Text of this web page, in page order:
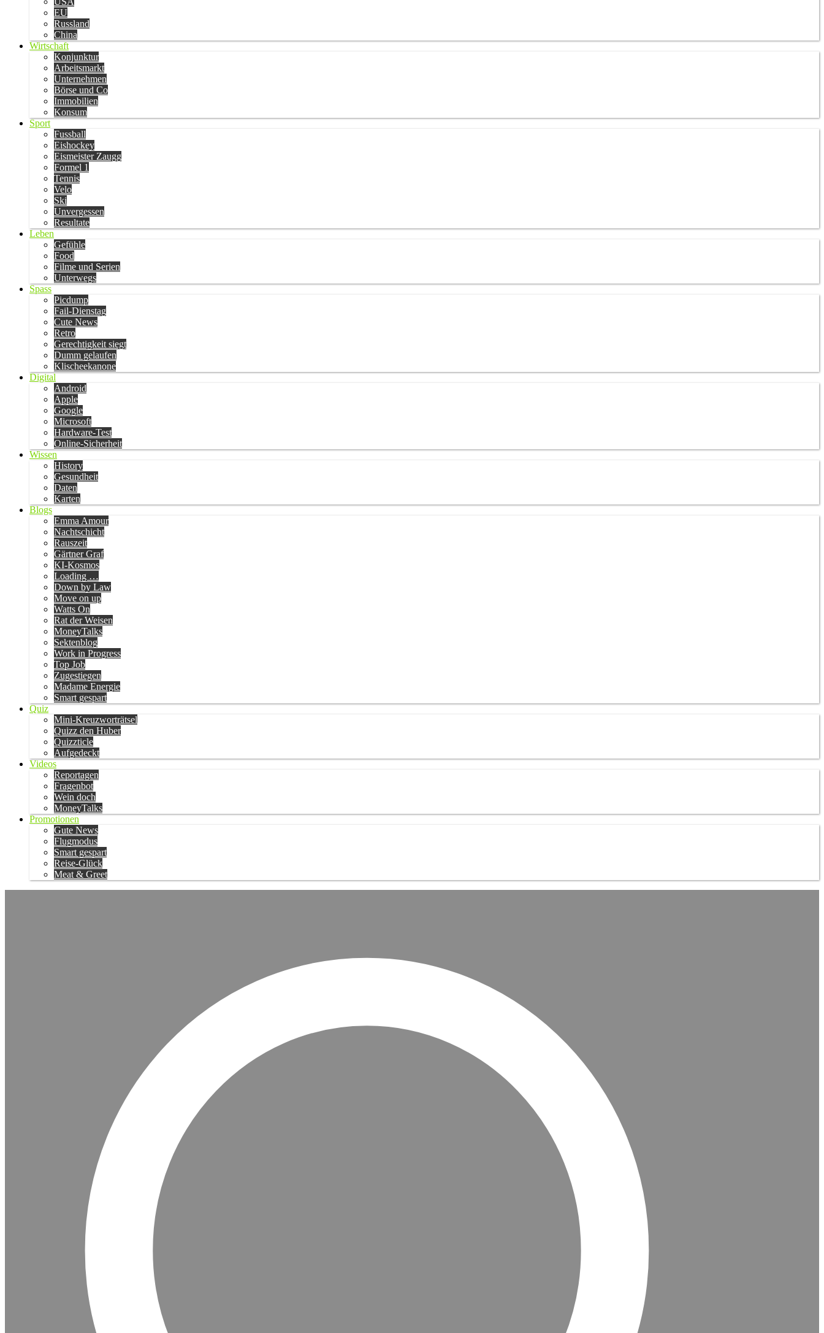
EU
Russland
China
Wirtschaft
Konjunktur
Arbeitsmarkt
Unternehmen
Börse und Co
Immobilien
Konsum
Sport
Fussball
Eishockey
Eismeister Zaugg
Formel 1
Tennis
Velo
Ski
Unvergessen
Resultate
Leben
Gefühle
Food
Filme und Serien
Unterwegs
Spass
Picdump
Fail-Dienstag
Cute News
Retro
Gerechtigkeit siegt
Dumm gelaufen
Klischeekanone
Digital
Android
Apple
Google
Microsoft
Hardware-Test
Online-Sicherheit
Wissen
History
Gesundheit
Daten
Karten
Blogs
Emma Amour
Nachtschicht
Rauszeit
Gärtner Graf
KI-Kosmos
Loading …
Down by Law
Move on up
Watts On
Rat der Weisen
MoneyTalks
Sektenblog
Work in Progress
Top Job
Zugestiegen
Madame Energie
Smart gespart
Quiz
Mini-Kreuzworträtsel
Quizz den Huber
Quizzticle
Aufgedeckt
Videos
Reportagen
Fragenbot
Wein doch
MoneyTalks
Promotionen
Gute News
Flugmodus
Smart gespart
Reise-Glück
Meat & Greet